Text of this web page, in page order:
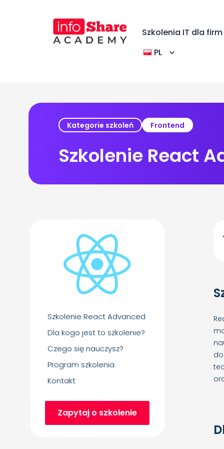
Szkolenia IT dla firm
PL
Kategorie szkoleń Frontend
Szkolenie React
Szkolenie React Advanced
Dla kogo jest to szkolenie?
Czego się nauczysz?
Program szkolenia
Kontakt
Zapytaj o szkolenie